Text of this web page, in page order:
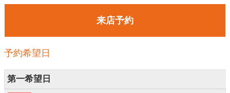
来店予約
予約希望日
第一希望日